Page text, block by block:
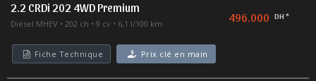
2.2 CRDi 202 4WD Premium
Diesel MHEV 202 ch 9 cv 6,1 l/100 km 496.000 DH *
Fiche Technique Prix clé en main